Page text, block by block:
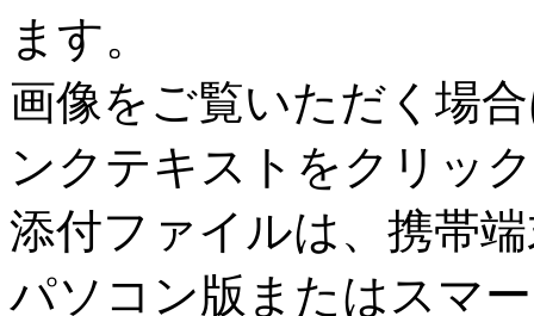
ます。
画像をご覧いただく場
ンクテキストをクリッ
添付ファイルは、携帯
パソコン版またはスマ